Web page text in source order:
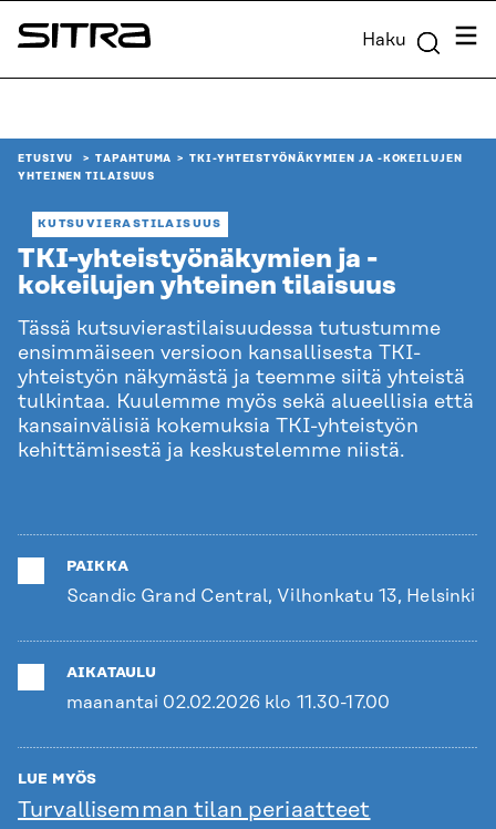
Siirry
suoraan
Sitra Haku
ETUSIVU TAPAHTUMA
TKI-YHTEISTYÖNÄKYMIEN JA -KOKEILUJEN
YHTEINEN TILAISUUS
KUTSUVIERASTILAISUUS
TKI-yhteistyönäkymien ja -
kokeilujen yhteinen tilaisuus
Tässä kutsuvierastilaisuudessa tutustumme
ensimmäiseen versioon kansallisesta TKI-
yhteistyön näkymästä ja teemme siitä yhteistä
tulkintaa. Kuulemme myös sekä alueellisia että
kansainvälisiä kokemuksia TKI-yhteistyön
kehittämisestä ja keskustelemme niistä.
PAIKKA
Scandic Grand Central, Vilhonkatu 13, Helsinki
AIKATAULU
maanantai 02.02.2026 klo 11.30-17.00
LUE MYÖS
Turvallisemman tilan periaatteet